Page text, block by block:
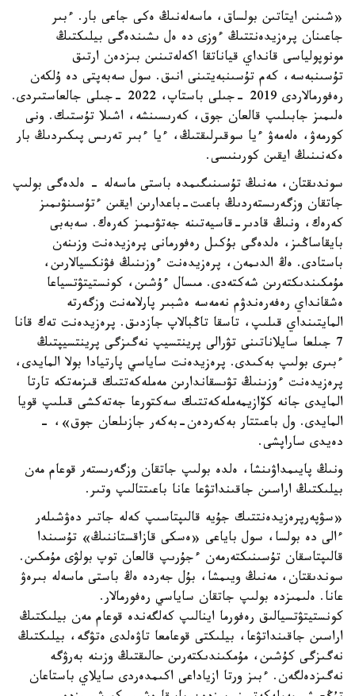
«شىنىن ايتاتىن بولساق، ماسەلەنىڭ ەكى جاعى بار. ءبىر
جاعىنان پرەزيدەنتتىڭ ءوزى دە ەل ىشىندەگى بيلىكتىڭ
مونوپولياسى قانداي قياناتقا اكەلەتىنىن بىزدەن ارتىق
تۇسىنبەسە، كەم تۇسىنبەيتىنى انىق. سول سەبەپتى دە ۇلكەن
رەفورمالاردى 2019 -جىلى باستاپ، 2022 -جىلى جالعاستىردى.
ەلىمىز جابىلىپ قالعان جوق، كەرىسىنشە، اشىلا تۇستىك. ونى
كورمەۋ، ەلەمەۋ ءيا سوقىرلىقتىڭ، ءيا ءبىر تەرىس پىكىردىڭ بار
ەكەنىنىڭ ايقىن كورىنىسى.
سوندىقتان، مەنىڭ تۇسىنىگىمدە باستى ماسەلە - ەلدەگى بولىپ
جاتقان وزگەرىستەردىڭ باعىت-باعدارىن ايقىن ءتۇسىنۋىمىز
كەرەك، ونىڭ قادىر-قاسيەتىنە جەتۋىمىز كەرەك. سەبەبى
بايقاساڭىز، ەلدەگى بۇكىل رەفورمانى پرەزيدەنت وزىنەن
باستادى. ەڭ الدىمەن، پرەزيدەنت ءوزىنىڭ فۋنكسيالارىن،
مۇمكىندىكتەرىن شەكتەدى. مىسال ءۇشىن، كونستيتۋتسياعا
ەشقانداي رەفەرەندۋم نەمەسە ەشبىر پارلامەنت وزگەرتە
المايتىنداي قىلىپ، تاسقا تاڭبالاپ جازدىق. پرەزيدەنت تەك قانا
7 جىلعا سايلاناتىنى تۋرالى پرينتسيپ نەگىزگى پرينتسيپتىڭ
ءبىرى بولىپ بەكىدى. پرەزيدەنت ساياسي پارتيادا بولا المايدى،
پرەزيدەنت ءوزىنىڭ تۋىسقاندارىن مەملەكەتتىك قىزمەتكە تارتا
المايدى جانە كۆازيمەملەكەتتىك سەكتورعا جەتەكشى قىلىپ قويا
المايدى. ول باعىتتار بەكەردەن-بەكەر جازىلعان جوق»، -
دەيدى ساراپشى.
ونىڭ پايىمداۋىنشا، ەلدە بولىپ جاتقان وزگەرىستەر قوعام مەن
بيلىكتىڭ اراسىن جاقىنداتۋعا عانا باعىتتالىپ وتىر.
«سۋپەرپرەزيدەنتتىك جۇيە قالىپتاسىپ كەلە جاتىر دەۋشىلەر
ءالى دە بولسا، سول باياعى «ەسكى قازاقستاننىڭ» تۇسىندا
قالىپتاسقان تۇسىنىكتەرمەن ءجۇرىپ قالعان توپ بولۋى مۇمكىن.
سوندىقتان، مەنىڭ ويىمشا، بۇل جەردە ەڭ باستى ماسەلە بىرەۋ
عانا. ەلىمىزدە بولىپ جاتقان ساياسي رەفورمالار.
كونستيتۋتسيالىق رەفورما اينالىپ كەلگەندە قوعام مەن بيلىكتىڭ
اراسىن جاقىنداتۋعا، بيلىكتى قوعامعا تاۋەلدى ەتۋگە، بيلىكتىڭ
نەگىزگى كۇشىن، مۇمكىندىكتەرىن حالىقتىڭ وزىنە بەرۋگە
نەگىزدەلگەن. ءبىز ورتا ازياداعى اكىمدەردى سايلاي باستاعان